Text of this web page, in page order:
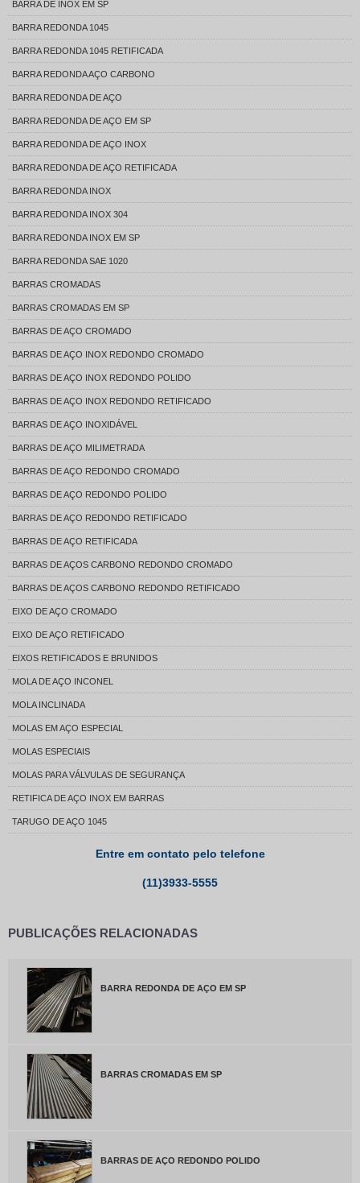
BARRA DE INOX EM SP
BARRA REDONDA 1045
BARRA REDONDA 1045 RETIFICADA
BARRA REDONDA AÇO CARBONO
BARRA REDONDA DE AÇO
BARRA REDONDA DE AÇO EM SP
BARRA REDONDA DE AÇO INOX
BARRA REDONDA DE AÇO RETIFICADA
BARRA REDONDA INOX
BARRA REDONDA INOX 304
BARRA REDONDA INOX EM SP
BARRA REDONDA SAE 1020
BARRAS CROMADAS
BARRAS CROMADAS EM SP
BARRAS DE AÇO CROMADO
BARRAS DE AÇO INOX REDONDO CROMADO
BARRAS DE AÇO INOX REDONDO POLIDO
BARRAS DE AÇO INOX REDONDO RETIFICADO
BARRAS DE AÇO INOXIDÁVEL
BARRAS DE AÇO MILIMETRADA
BARRAS DE AÇO REDONDO CROMADO
BARRAS DE AÇO REDONDO POLIDO
BARRAS DE AÇO REDONDO RETIFICADO
BARRAS DE AÇO RETIFICADA
BARRAS DE AÇOS CARBONO REDONDO CROMADO
BARRAS DE AÇOS CARBONO REDONDO RETIFICADO
EIXO DE AÇO CROMADO
EIXO DE AÇO RETIFICADO
EIXOS RETIFICADOS E BRUNIDOS
MOLA DE AÇO INCONEL
MOLA INCLINADA
MOLAS EM AÇO ESPECIAL
MOLAS ESPECIAIS
MOLAS PARA VÁLVULAS DE SEGURANÇA
RETIFICA DE AÇO INOX EM BARRAS
TARUGO DE AÇO 1045
Entre em contato pelo telefone
(11)3933-5555
PUBLICAÇÕES RELACIONADAS
BARRA REDONDA DE AÇO EM SP
BARRAS CROMADAS EM SP
BARRAS DE AÇO REDONDO POLIDO